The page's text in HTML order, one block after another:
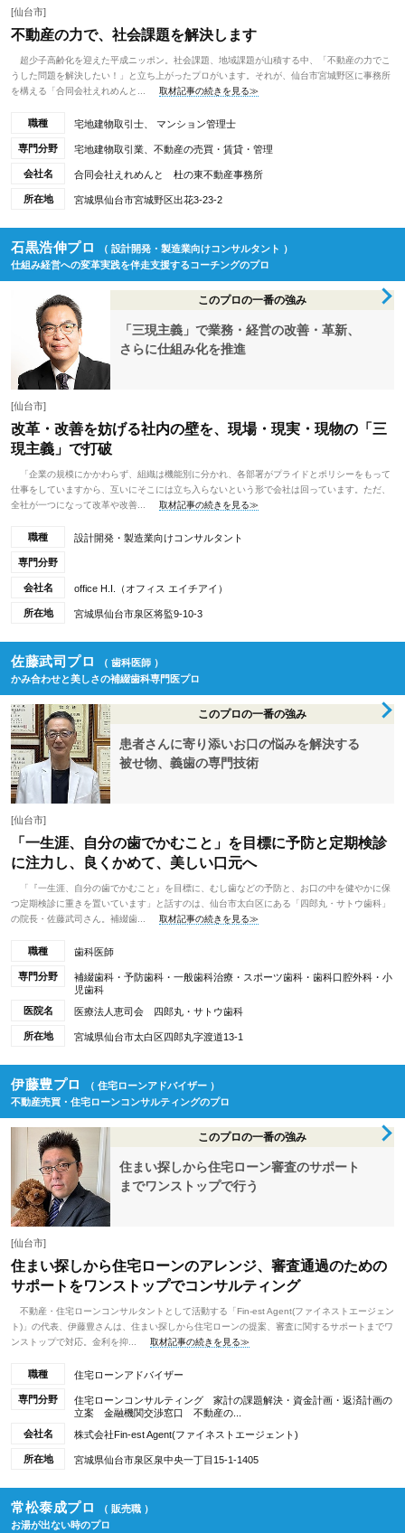
[仙台市]
不動産の力で、社会課題を解決します
超少子高齢化を迎えた平成ニッポン。社会課題、地域課題が山積する中、「不動産の力でこ
うした問題を解決したい！」と立ち上がったプロがいます。それが、仙台市宮城野区に事務所
を構える「合同会社えれめんと...
取材記事の続きを見る≫
職種 宅地建物取引士、 マンション管理士
専門分野 宅地建物取引業、不動産の売買・賃貸・管理
会社名 合同会社えれめんと 杜の東不動産事務所
所在地 宮城県仙台市宮城野区出花3-23-2
石黒浩伸プロ
（ 設計開発・製造業向けコンサルタント ）
仕組み経営への変革実践を伴走支援するコーチングのプロ
このプロの一番の強み
「三現主義」で業務・経営の改善・革新、
さらに仕組み化を推進
[仙台市]
改革・改善を妨げる社内の壁を、現場・現実・現物の「三
現主義」で打破
「企業の規模にかかわらず、組織は機能別に分かれ、各部署がプライドとポリシーをもって
仕事をしていますから、互いにそこには立ち入らないという形で会社は回っています。ただ、
全社が一つになって改革や改善...
取材記事の続きを見る≫
職種 設計開発・製造業向けコンサルタント
専門分野
会社名 office H.I.（オフィス エイチアイ）
所在地 宮城県仙台市泉区将監9-10-3
佐藤武司プロ
（ 歯科医師 ）
かみ合わせと美しさの補綴歯科専門医プロ
このプロの一番の強み
患者さんに寄り添いお口の悩みを解決する
被せ物、義歯の専門技術
[仙台市]
「一生涯、自分の歯でかむこと」を目標に予防と定期検診
に注力し、良くかめて、美しい口元へ
「『一生涯、自分の歯でかむこと』を目標に、むし歯などの予防と、お口の中を健やかに保
つ定期検診に重きを置いています」と話すのは、仙台市太白区にある「四郎丸・サトウ歯科」
の院長・佐藤武司さん。補綴歯...
取材記事の続きを見る≫
職種 歯科医師
専門分野
補綴歯科・予防歯科・一般歯科治療・スポーツ歯科・歯科口腔外科・小
児歯科
医院名
医療法人恵司会 四郎丸・サトウ歯科
所在地 宮城県仙台市太白区四郎丸字渡道13-1
伊藤豊プロ
（ 住宅ローンアドバイザー ）
不動産売買・住宅ローンコンサルティングのプロ
このプロの一番の強み
住まい探しから住宅ローン審査のサポート
までワンストップで行う
[仙台市]
住まい探しから住宅ローンのアレンジ、審査通過のための
サポートをワンストップでコンサルティング
不動産・住宅ローンコンサルタントとして活動する「Fin-est Agent(ファイネストエージェン
ト)」の代表、伊藤豊さんは、住まい探しから住宅ローンの提案、審査に関するサポートまでワ
ンストップで対応。金利を抑...
取材記事の続きを見る≫
職種 住宅ローンアドバイザー
専門分野
住宅ローンコンサルティング 家計の課題解決・資金計画・返済計画の
立案 金融機関交渉窓口 不動産の...
会社名
株式会社Fin-est Agent(ファイネストエージェント)
所在地 宮城県仙台市泉区泉中央一丁目15-1-1405
常松泰成プロ
（ 販売職 ）
お湯が出ない時のプロ